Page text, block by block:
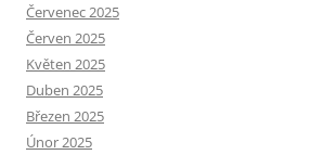
Červenec 2025
Červen 2025
Květen 2025
Duben 2025
Březen 2025
Únor 2025